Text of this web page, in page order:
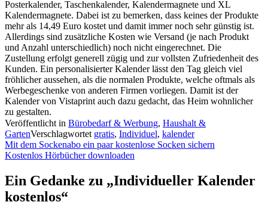
Posterkalender, Taschenkalender, Kalendermagnete und XL
Kalendermagnete. Dabei ist zu bemerken, dass keines der Produkte
mehr als 14,49 Euro kostet und damit immer noch sehr günstig ist.
Allerdings sind zusätzliche Kosten wie Versand (je nach Produkt
und Anzahl unterschiedlich) noch nicht eingerechnet. Die
Zustellung erfolgt generell zügig und zur vollsten Zufriedenheit des
Kunden. Ein personalisierter Kalender lässt den Tag gleich viel
fröhlicher aussehen, als die normalen Produkte, welche oftmals als
Werbegeschenke von anderen Firmen vorliegen. Damit ist der
Kalender von Vistaprint auch dazu gedacht, das Heim wohnlicher
zu gestalten.
Veröffentlicht in Bürobedarf & Werbung, Haushalt &
GartenVerschlagwortet gratis, Individuel, kalender
Beitragsnavigation
Mit dem Sockenabo ein paar kostenlose Socken sichern
Kostenlos Hörbücher downloaden
Ein Gedanke zu „Individueller Kalender
kostenlos“